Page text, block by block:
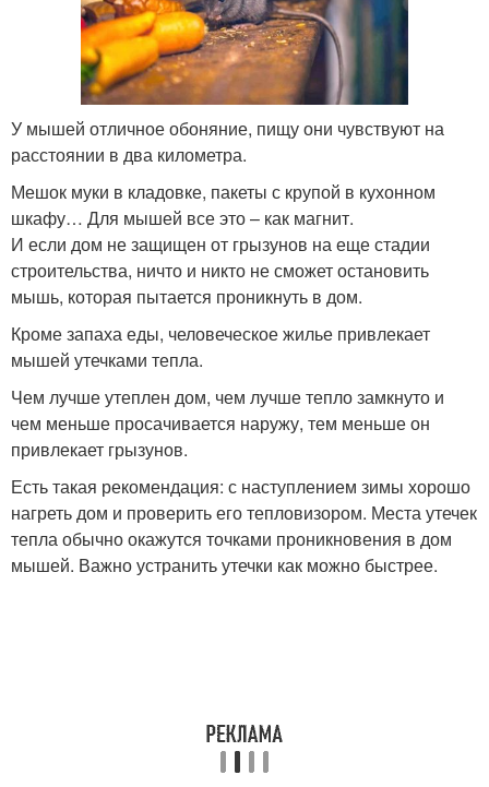
У мышей отличное обоняние, пищу они чувствуют на
расстоянии в два километра.
Мешок муки в кладовке, пакеты с крупой в кухонном
шкафу… Для мышей все это – как магнит.
И если дом не защищен от грызунов на еще стадии
строительства, ничто и никто не сможет остановить
мышь, которая пытается проникнуть в дом.
Кроме запаха еды, человеческое жилье привлекает
мышей утечками тепла.
Чем лучше утеплен дом, чем лучше тепло замкнуто и
чем меньше просачивается наружу, тем меньше он
привлекает грызунов.
Есть такая рекомендация: с наступлением зимы хорошо
нагреть дом и проверить его тепловизором. Места утечек
тепла обычно окажутся точками проникновения в дом
мышей. Важно устранить утечки как можно быстрее.